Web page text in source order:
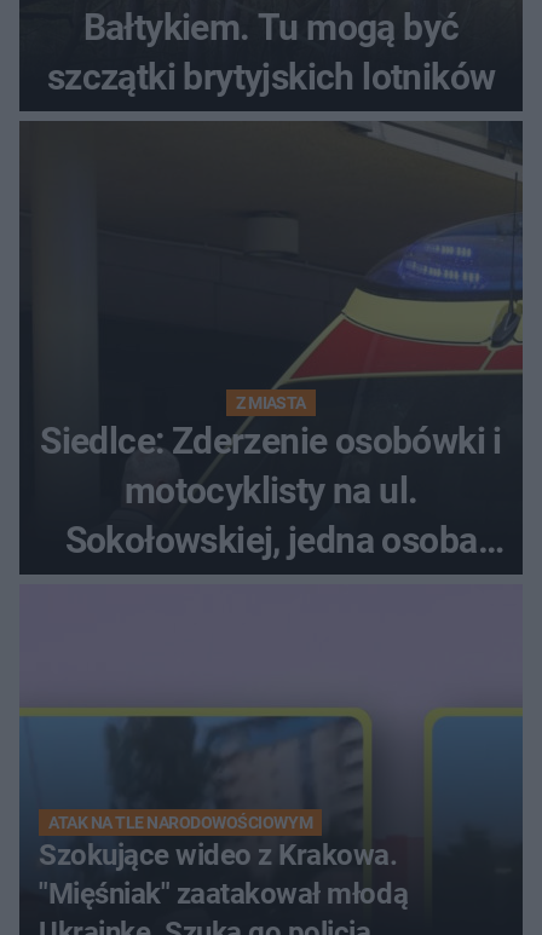
Bałtykiem. Tu mogą być
szczątki brytyjskich lotników
Z MIASTA
Siedlce: Zderzenie osobówki i
motocyklisty na ul.
Sokołowskiej, jedna osoba
ranna!
ATAK NA TLE NARODOWOŚCIOWYM
Szokujące wideo z Krakowa.
"Mięśniak" zaatakował młodą